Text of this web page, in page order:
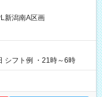
間
、給与は本採用時と同じ
新潟南A区画
シフト例 ・21時～6時